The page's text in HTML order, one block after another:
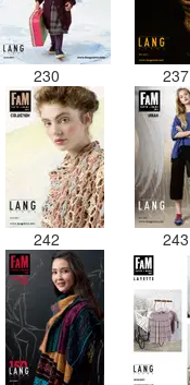
230 237
242 243